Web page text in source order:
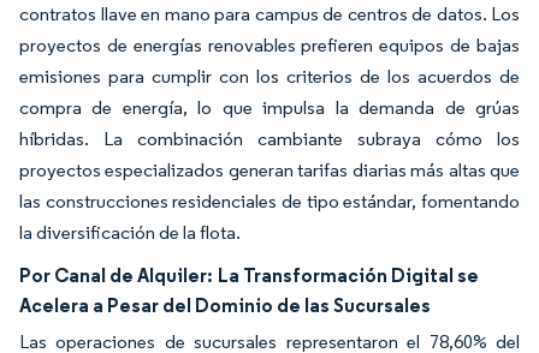
contratos llave en mano para campus de centros de datos. Los
proyectos de energías renovables prefieren equipos de bajas
emisiones para cumplir con los criterios de los acuerdos de
compra de energía, lo que impulsa la demanda de grúas
híbridas. La combinación cambiante subraya cómo los
proyectos especializados generan tarifas diarias más altas que
las construcciones residenciales de tipo estándar, fomentando
la diversificación de la flota.
Por Canal de Alquiler: La Transformación Digital se
Acelera a Pesar del Dominio de las Sucursales
Las operaciones de sucursales representaron el 78,60% del